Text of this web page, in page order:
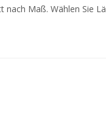
Maß. Wählen Sie